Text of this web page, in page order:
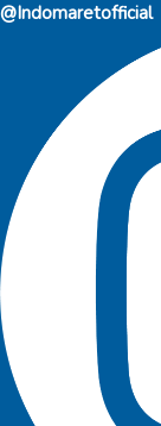
@Indomaretofficial